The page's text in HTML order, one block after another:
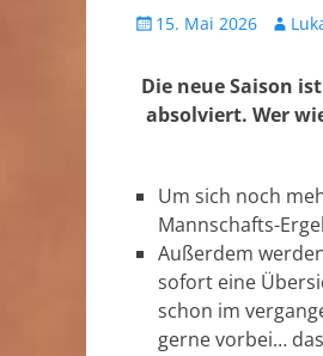
Veröffentlicht
15. Mai 2026 Autor
Die neue Saison
absolviert. Wer
Um sich noch
Mannschafts-
Außerdem
sofort eine
schon im
gerne vorbei…